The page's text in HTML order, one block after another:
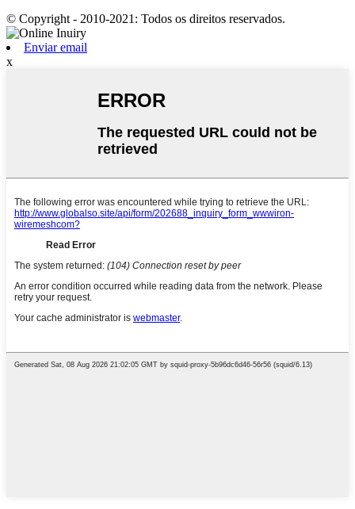
© Copyright - 2010-2021: Todos os direitos reservados.
Enviar email
x